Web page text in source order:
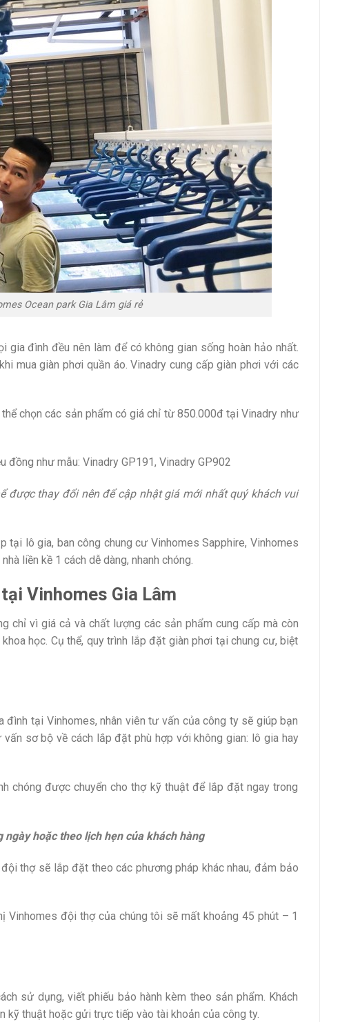
Ocean park Gia Lâm giá rẻ
gia đình đều nên làm để có không gian sống hoàn hảo nhất.
mua giàn phơi quần áo. Vinadry cung cấp giàn phơi với các
chọn các sản phẩm có giá chỉ từ 850.000đ tại Vinadry như
như mẫu: Vinadry GP191, Vinadry GP902
được thay đổi nên để cập nhật giá mới nhất quý khách vui
lô gia, ban công chung cư Vinhomes Sapphire, Vinhomes
liền kề 1 cách dễ dàng, nhanh chóng.
Vinhomes Gia Lâm
chỉ vì giá cả và chất lượng các sản phẩm cung cấp mà còn
học. Cụ thể, quy trình lắp đặt giàn phơi tại chung cư, biệt
tại Vinhomes, nhân viên tư vấn của công ty sẽ giúp bạn
sơ bộ về cách lắp đặt phù hợp với không gian: lô gia hay
chóng được chuyển cho thợ kỹ thuật để lắp đặt ngay trong
hoặc theo lịch hẹn của khách hàng
thợ sẽ lắp đặt theo các phương pháp khác nhau, đảm bảo
đội thợ của chúng tôi sẽ mất khoảng 45 phút – 1
sử dụng, viết phiếu bảo hành kèm theo sản phẩm. Khách
kỹ thuật hoặc gửi trực tiếp vào tài khoản của công ty.